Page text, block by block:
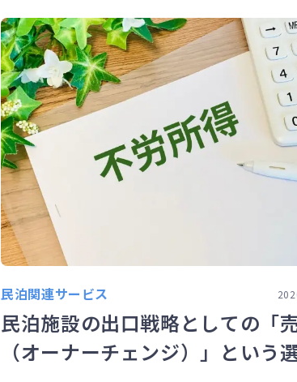
民泊関連サービス
民泊施設の出口戦略としての「
（オーナーチェンジ）」という